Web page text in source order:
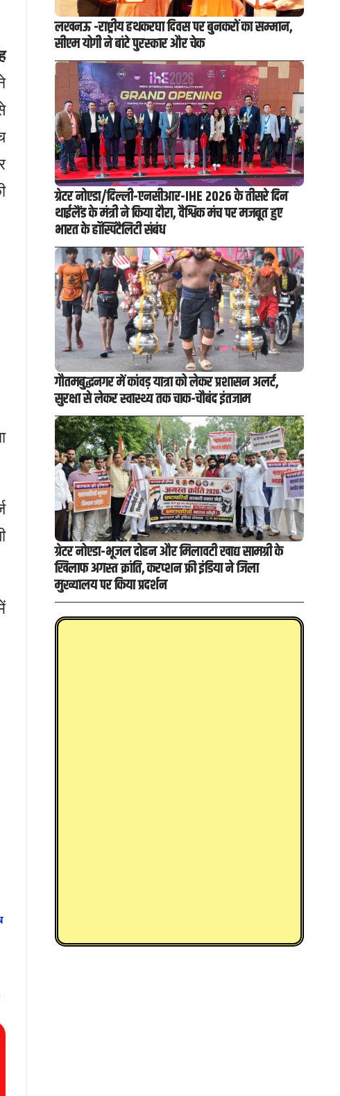
लखनऊ -राष्ट्रीय हथकरघा दिवस पर बुनकरों का सम्मान,
सीएम योगी ने बांटे पुरस्कार और चेक
ग्रेटर नोएडा/दिल्ली-एनसीआर-IHE 2026 के तीसरे दिन
थाईलैंड के मंत्री ने किया दौरा, वैश्विक मंच पर मजबूत हुए
भारत के हॉस्पिटैलिटी संबंध
गौतमबुद्धनगर में कांवड़ यात्रा को लेकर प्रशासन अलर्ट,
सुरक्षा से लेकर स्वास्थ्य तक चाक-चौबंद इंतजाम
ग्रेटर नोएडा-भूजल दोहन और मिलावटी खाद्य सामग्री के
खिलाफ अगस्त क्रांति, करप्शन फ्री इंडिया ने जिला
मुख्यालय पर किया प्रदर्शन